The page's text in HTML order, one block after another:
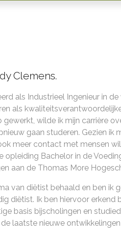
Clemens.
als Industrieel Ingenieur in de
als
wilde ik mijn carrière
gaan studeren. Gezien ik
meer contact met mensen
opleiding Bachelor in de
aan de Thomas More
van diëtist behaald en ben ik
diëtist. Ik ben hiervoor erkend
basis bijscholingen en
laatste nieuwe